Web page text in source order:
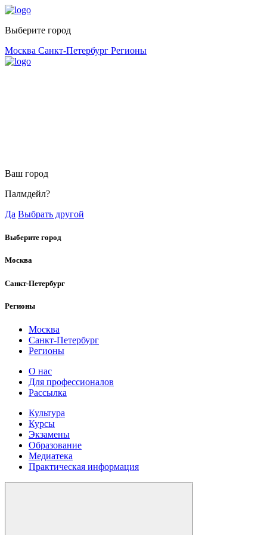
Выберите город
Москва Санкт-Петербург Регионы
Ваш город
Палмдейл?
Да Выбрать другой
Выберите город
Москва
Санкт-Петербург
Регионы
Москва
Санкт-Петербург
Регионы
О нас
Для профессионалов
Рассылка
Культура
Курсы
Экзамены
Образование
Медиатека
Практическая информация